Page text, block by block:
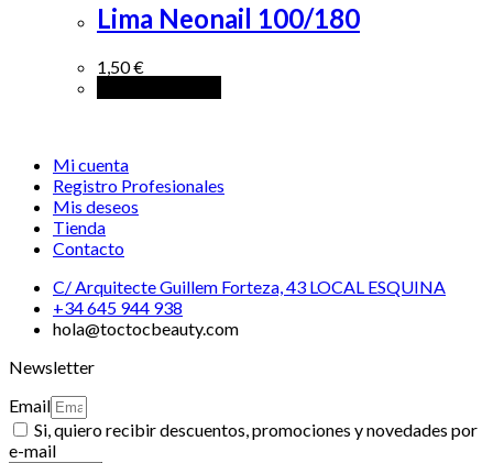
Lima Neonail 100/180
1,50€
Mi cuenta
Registro Profesionales
Mis deseos
Tienda
Contacto
C/ Arquitecte Guillem Forteza, 43 LOCAL ESQUINA
+34 645 944 938
hola@toctocbeauty.com
Newsletter
Email
Si, quiero recibir descuentos, promociones y novedades por
e-mail